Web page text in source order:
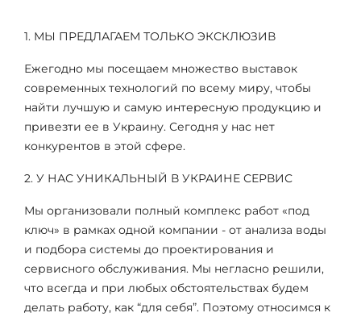
1. МЫ ПРЕДЛАГАЕМ ТОЛЬКО ЭКСКЛЮЗИВ
Ежегодно мы посещаем множество выставок
современных технологий по всему миру, чтобы
найти лучшую и самую интересную продукцию и
привезти ее в Украину. Сегодня у нас нет
конкурентов в этой сфере.
2. У НАС УНИКАЛЬНЫЙ В УКРАИНЕ СЕРВИС
Мы организовали полный комплекс работ «под
ключ» в рамках одной компании - от анализа воды
и подбора системы до проектирования и
сервисного обслуживания. Мы негласно решили,
что всегда и при любых обстоятельствах будем
делать работу, как “для себя”. Поэтому относимся к